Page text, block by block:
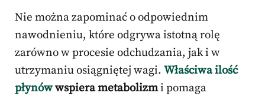
Nie można zapominać o odpowiednim
nawodnieniu, które odgrywa istotną rolę
zarówno w procesie odchudzania, jak i w
utrzymaniu osiągniętej wagi. Właściwa ilość
płynówwspiera metabolizmi pomaga